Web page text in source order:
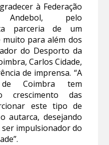
à Federação
pelo
parceria de um
muito para além dos
do Desporto da
Carlos Cidade,
de imprensa. “A
Coimbra tem
crescimento das
este tipo de
autarca, desejando
impulsionador do